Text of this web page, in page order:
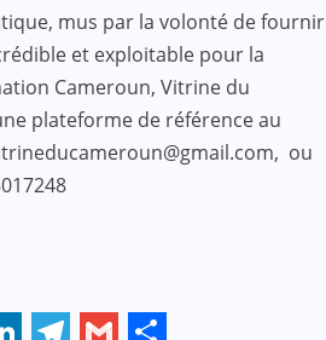
mus par la volonté de fournir
et exploitable pour la
Cameroun, Vitrine du
plateforme de référence au
ou